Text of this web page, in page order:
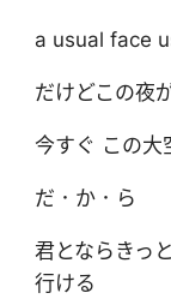
a usual face
だけどこの夜
今すぐ この
だ．か．ら
君とならきっ
行ける